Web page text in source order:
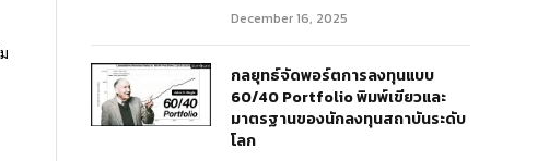
December 16, 2025
กลยุทธ์จัดพอร์ตการลงทุนแบบ
60/40 Portfolio พิมพ์เขียวและ
มาตรฐานของนักลงทุนสถาบันระดับ
โลก